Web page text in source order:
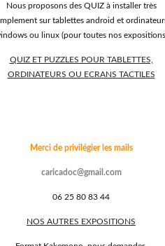
Nous proposons des QUIZ à installer très
sur tablettes android et
ou linux (pour toutes nos
QUIZ ET PUZZLES POUR TABLETTES,
ORDINATEURS OU ECRANS TACTILES
Merci de privilégier les mails
caricadoc@gmail.com
06 25 80 83 44
NOS AUTRES EXPOSITIONS